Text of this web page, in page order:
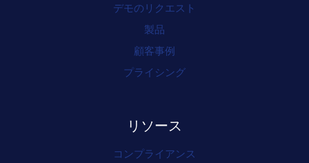
デモのリクエスト
製品
顧客事例
プライシング
リソース
コンプライアンス